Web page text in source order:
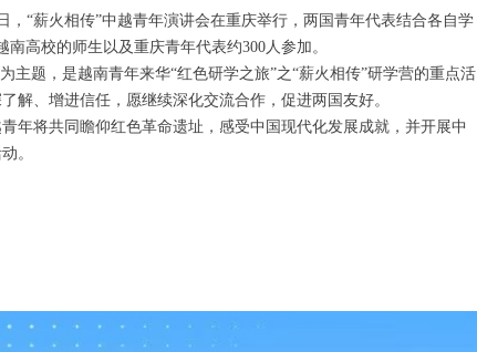
“薪火相传”中越青年演讲会在重庆举行，两国青年代表结合各自学
高校的师生以及重庆青年代表约300人参加。
题，是越南青年来华“红色研学之旅”之“薪火相传”研学营的重点活
解、增进信任，愿继续深化交流合作，促进两国友好。
将共同瞻仰红色革命遗址，感受中国现代化发展成就，并开展中
。